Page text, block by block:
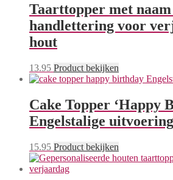
Taarttopper met
handlettering voor
hout
13.95 Product bekijken
Cake Topper ‘Happy
Engelstalige uitvoering
15.95 Product bekijken